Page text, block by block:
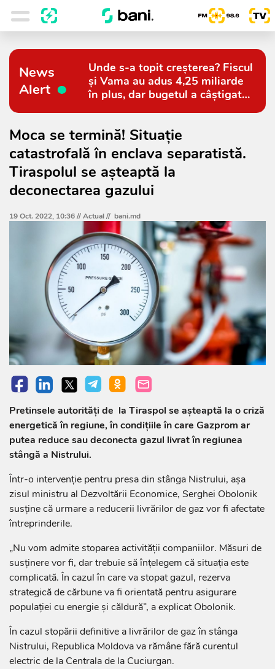
News
Alert
Unde s-a topit creșterea? Fiscul
și Vama au adus 4,25 miliarde
în plus, dar bugetul a câștigat
Moca se termină! Situație
catastrofală în enclava separatistă.
Tiraspolul se așteaptă la
deconectarea gazului
19 Oct. 2022, 10:36 //Actual// bani.md
Pretinsele autorități de la Tiraspol se așteaptă la o criză
energetică în regiune, în condițiile în care Gazprom ar
putea reduce sau deconecta gazul livrat în regiunea
stângă a Nistrului.
Într-o intervenție pentru presa din stânga Nistrului, așa
zisul ministru al Dezvoltării Economice, Serghei Obolonik
susține că urmare a reducerii livrărilor de gaz vor fi afectate
întreprinderile.
„Nu vom admite stoparea activității companiilor. Măsuri de
susținere vor fi, dar trebuie să înțelegem că situația este
complicată. În cazul în care va stopat gazul, rezerva
strategică de cărbune va fi orientată pentru asigurare
populației cu energie și căldură”, a explicat Obolonik.
În cazul stopării definitive a livrărilor de gaz în stânga
Nistrului, Republica Moldova va rămâne fără curentul
electric de la Centrala de la Cuciurgan.